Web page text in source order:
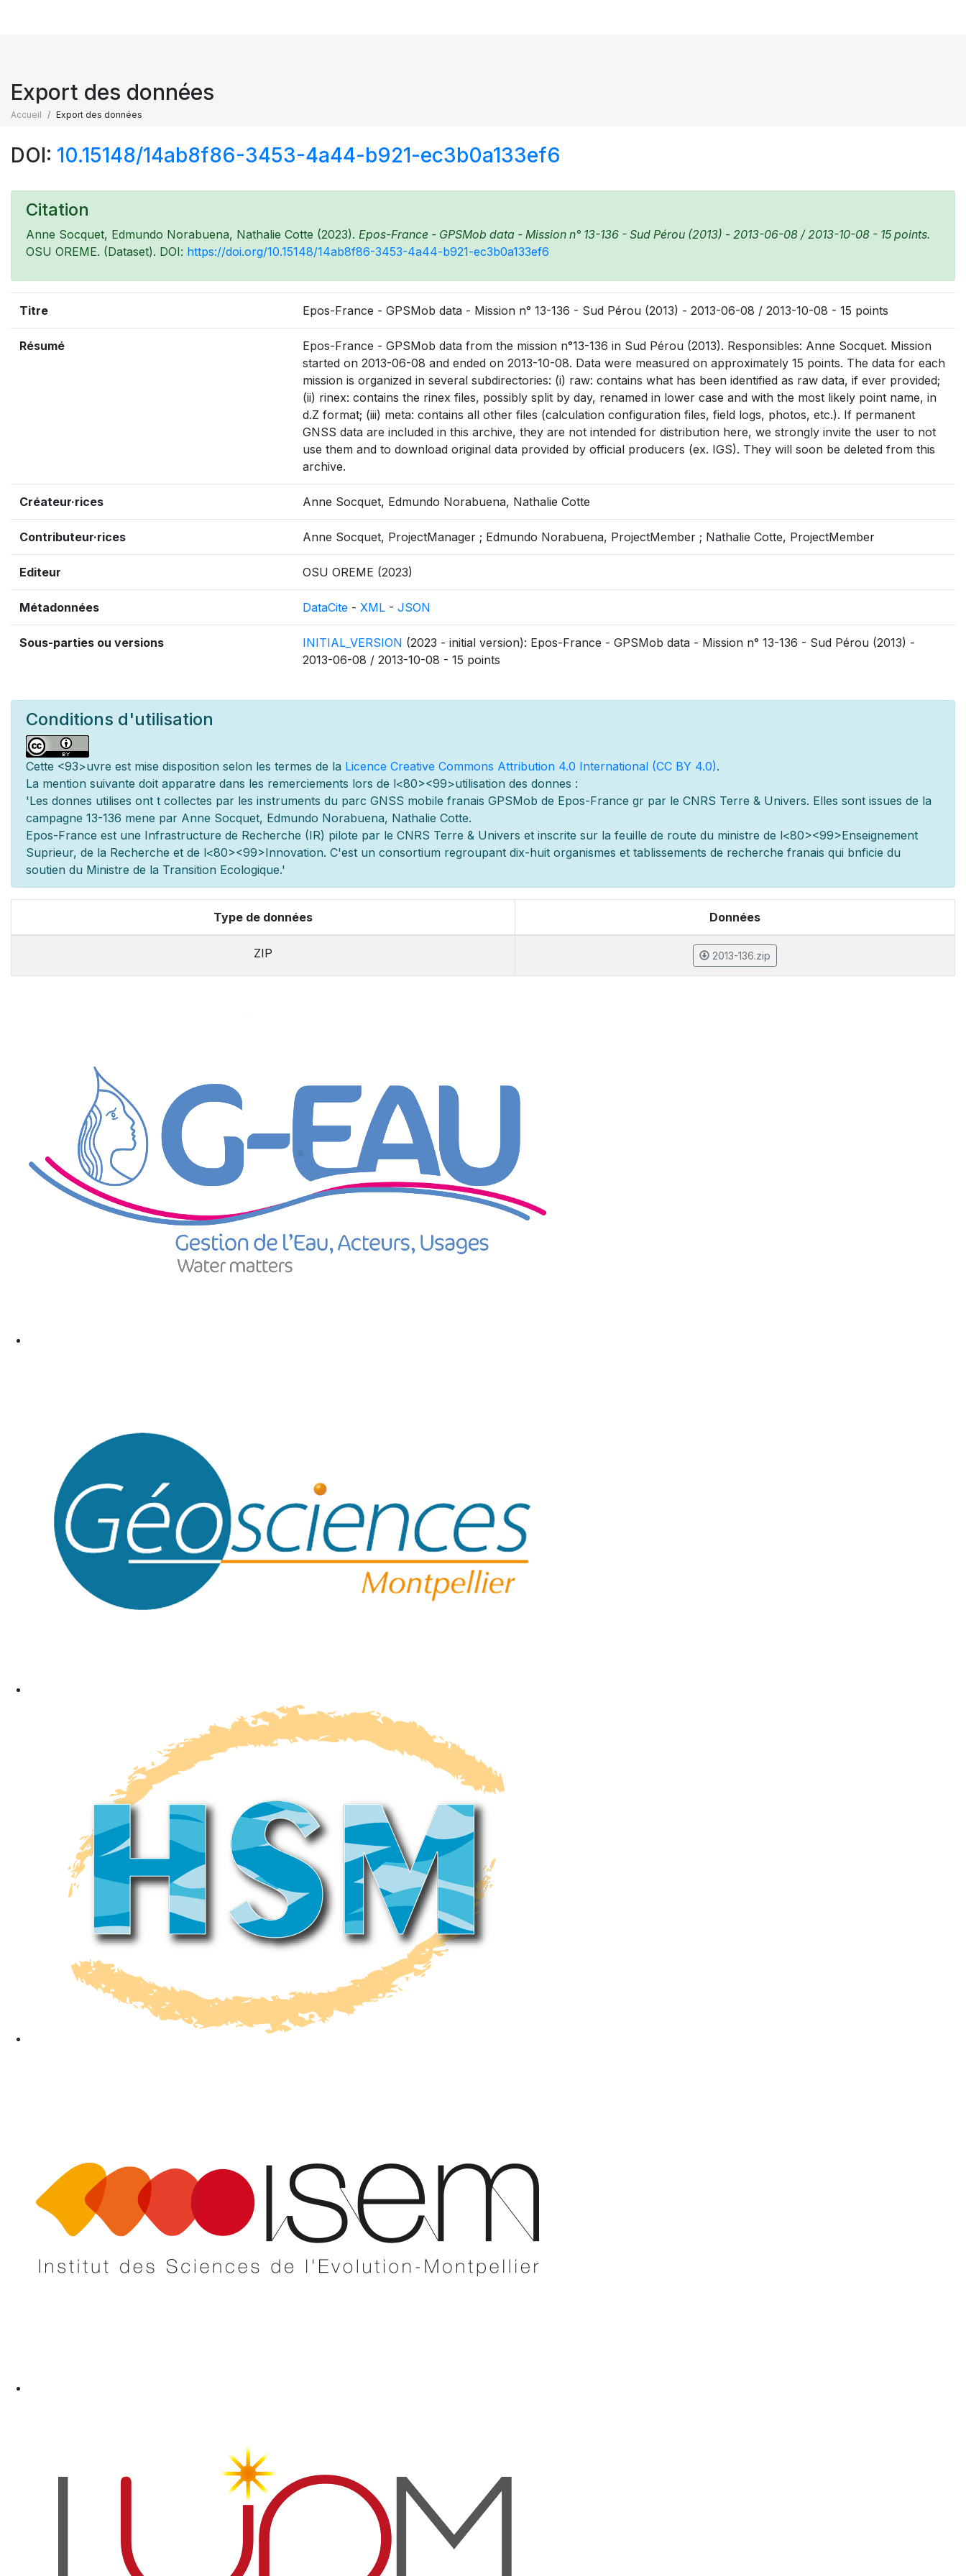
Export des données
Accueil Export des données
DOI: 10.15148/14ab8f86-3453-4a44-b921-ec3b0a133ef6
Citation
Anne Socquet, Edmundo Norabuena, Nathalie Cotte (2023). Epos-France - GPSMob data - Mission n° 13-136 - Sud Pérou (2013) - 2013-06-08 / 2013-10-08 - 15 points.
OSU OREME. (Dataset). DOI: https://doi.org/10.15148/14ab8f86-3453-4a44-b921-ec3b0a133ef6
Titre Epos-France - GPSMob data - Mission n° 13-136 - Sud Pérou (2013) - 2013-06-08 / 2013-10-08 - 15 points
Résumé
Epos-France - GPSMob data from the mission n°13-136 in Sud Pérou (2013). Responsibles: Anne Socquet. Mission
started on 2013-06-08 and ended on 2013-10-08. Data were measured on approximately 15 points. The data for each
mission is organized in several subdirectories: (i) raw: contains what has been identified as raw data, if ever provided;
(ii) rinex: contains the rinex files, possibly split by day, renamed in lower case and with the most likely point name, in
d.Z format; (iii) meta: contains all other files (calculation configuration files, field logs, photos, etc.). If permanent
GNSS data are included in this archive, they are not intended for distribution here, we strongly invite the user to not
use them and to download original data provided by official producers (ex. IGS). They will soon be deleted from this
archive.
Créateur·rices Anne Socquet, Edmundo Norabuena, Nathalie Cotte
Contributeur·rices Anne Socquet, ProjectManager ; Edmundo Norabuena, ProjectMember ; Nathalie Cotte, ProjectMember
Editeur OSU OREME (2023)
Métadonnées DataCite - XML - JSON
Sous-parties ou versions INITIAL_VERSION (2023 - initial version): Epos-France - GPSMob data - Mission n° 13-136 - Sud Pérou (2013) -
2013-06-08 / 2013-10-08 - 15 points
Conditions d'utilisation
Cette <93>uvre est mise disposition selon les termes de la Licence Creative Commons Attribution 4.0 International (CC BY 4.0).
La mention suivante doit apparatre dans les remerciements lors de l<80><99>utilisation des donnes :
'Les donnes utilises ont t collectes par les instruments du parc GNSS mobile franais GPSMob de Epos-France gr par le CNRS Terre & Univers. Elles sont issues de la
campagne 13-136 mene par Anne Socquet, Edmundo Norabuena, Nathalie Cotte.
Epos-France est une Infrastructure de Recherche (IR) pilote par le CNRS Terre & Univers et inscrite sur la feuille de route du ministre de l<80><99>Enseignement
Suprieur, de la Recherche et de l<80><99>Innovation. C'est un consortium regroupant dix-huit organismes et tablissements de recherche franais qui bnficie du
soutien du Ministre de la Transition Ecologique.'
Type de données Données
ZIP 2013-136.zip